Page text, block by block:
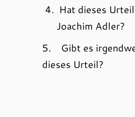
Hat dieses
Joachim Adler?
5. Gibt es
dieses Urteil?